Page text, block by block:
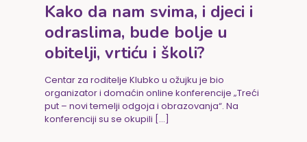
Kako da nam svima, i djeci i
odraslima, bude bolje u
obitelji, vrtiću i školi?
Centar za roditelje Klubko u ožujku je bio
organizator i domaćin online konferencije „Treći
put – novi temelji odgoja i obrazovanja“. Na
konferenciji su se okupili […]